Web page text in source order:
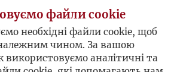
файли cookie
необхідні файли cookie, щоб
чином. За вашою
аналітичні та